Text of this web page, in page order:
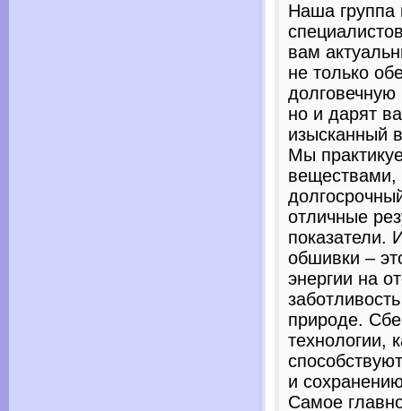
Наша группа
вам
не только
но и дарят
изысканный
Мы
веществами,
отличные
показатели.
обшивки –
энергии на
природе.
технологии,
и
Самое